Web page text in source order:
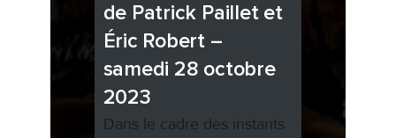
de Patrick Paillet et
Éric Robert –
samedi 28 octobre
2023
Dans le cadre des instants